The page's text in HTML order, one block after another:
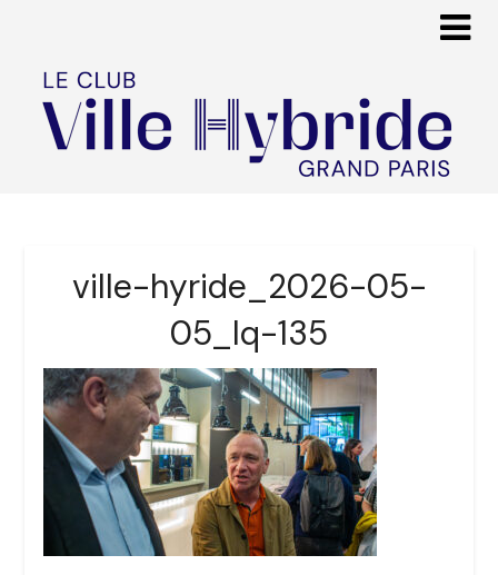
ville-hyride_2026-05-
05_lq-135